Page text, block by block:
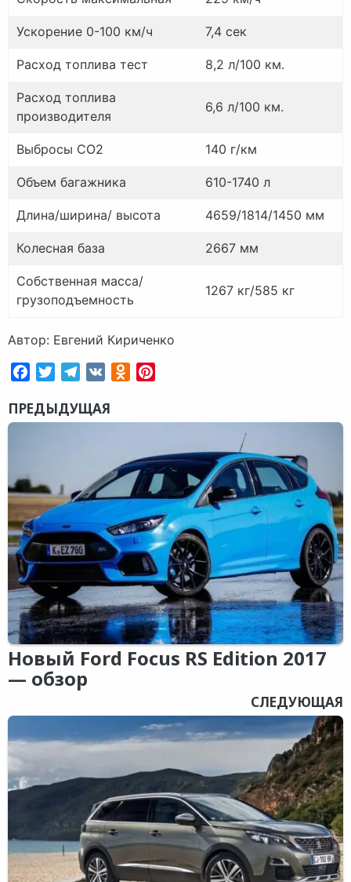
Ускорение 0-100 км/ч 7,4 сек
Расход топлива тест 8,2 л/100 км.
Расход топлива
производителя
6,6 л/100 км.
Выбросы CO2 140 г/км
Объем багажника 610-1740 л
Длина/ширина/ высота 4659/1814/1450 мм
Колесная база 2667 мм
Собственная масса/
грузоподъемность
1267 кг/585 кг
Автор: Евгений Кириченко
FacebookTwitterTelegram
VK Odnoklassniki
ПРЕДЫДУЩАЯ
Новый Ford Focus RS Edition 2017
— обзор
СЛЕДУЮЩАЯ